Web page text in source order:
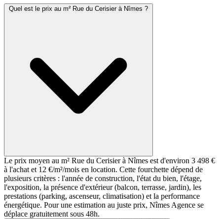
Quel est le prix au m² Rue du Cerisier à Nîmes ?
Le prix moyen au m² Rue du Cerisier à Nîmes est d'environ 3 498 €
à l'achat et 12 €/m²/mois en location. Cette fourchette dépend de
plusieurs critères : l'année de construction, l'état du bien, l'étage,
l'exposition, la présence d'extérieur (balcon, terrasse, jardin), les
prestations (parking, ascenseur, climatisation) et la performance
énergétique. Pour une estimation au juste prix, Nîmes Agence se
déplace gratuitement sous 48h.